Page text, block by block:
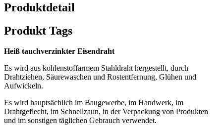
Produktdetail
Produkt Tags
Heiß tauchverzinkter Eisendraht
Es wird aus kohlenstoffarmem Stahldraht hergestellt, durch
Drahtziehen, Säurewaschen und Rostentfernung, Glühen und
Aufwickeln.
Es wird hauptsächlich im Baugewerbe, im Handwerk, im
Drahtgeflecht, im Schnellzaun, in der Verpackung von Produkten
und im sonstigen täglichen Gebrauch verwendet.